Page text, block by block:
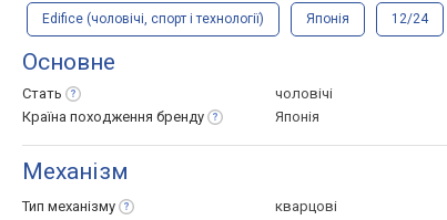
Edifice (чоловічі, спорт і технології) Японія 12/24
Основне
Стать
чоловічі
Країна походження бренду Японія
Механізм
Тип механізму
кварцові